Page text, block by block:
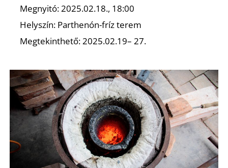
Megnyitó: 2025.02.18., 18:00
Helyszín: Parthenón-fríz terem
Megtekinthető: 2025.02.19– 27.